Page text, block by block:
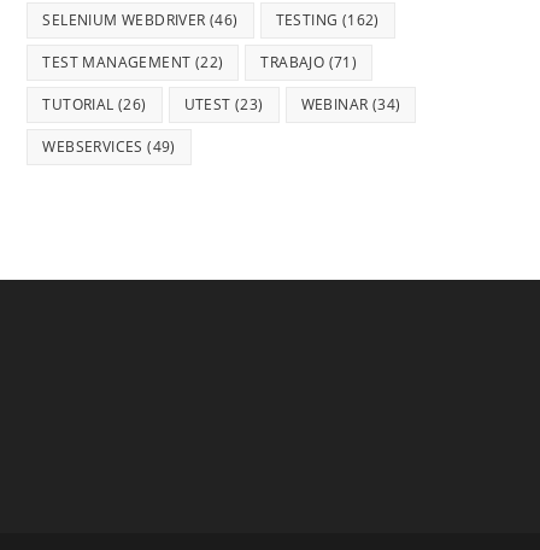
SELENIUM WEBDRIVER (46) TESTING (162)
TEST MANAGEMENT (22) TRABAJO (71)
TUTORIAL (26) UTEST (23) WEBINAR (34)
WEBSERVICES (49)